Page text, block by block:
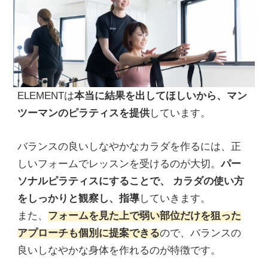
ELEMENTは本当に結果を出してほしいから、マン
ツーマンのピラティスを提供しています。
バランスの良いしなやかなカラダを作るには、正
しいフォームでレッスンを受けるのが大切。パー
ソナルピラティスにすることで、 カラダの使い方
をしっかりと観察し、指導していきます。
また、 フォームを見た上で弱い部位だけを狙った
アプローチも個別に提案できるので、バランスの
良いしなやかな身体を作れるのが特徴です。